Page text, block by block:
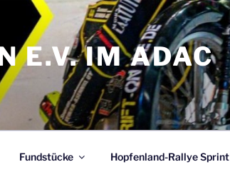
E.V. IM ADAC
Fundstücke Hopfenland-Rallye Sprint